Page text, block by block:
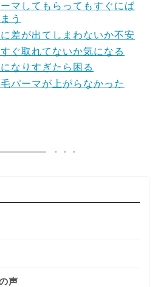
マしてもらってもすぐにば
う
差が出てしまわないか不安
ぐ取れてないか気になる
なりすぎたら困る
パーマが上がらなかった
声